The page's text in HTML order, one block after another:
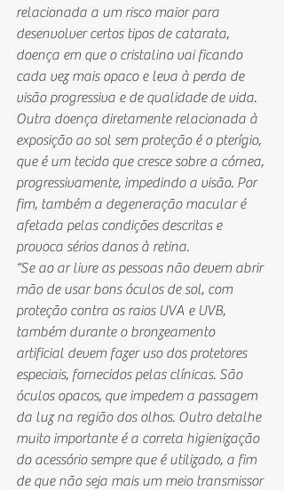
relacionada a um risco maior para
desenvolver certos tipos de catarata,
doença em que o cristalino vai ficando
cada vez mais opaco e leva à perda de
visão progressiva e de qualidade de vida.
Outra doença diretamente relacionada à
exposição ao sol sem proteção é o pterígio,
que é um tecido que cresce sobre a córnea,
progressivamente, impedindo a visão. Por
fim, também a degeneração macular é
afetada pelas condições descritas e
provoca sérios danos à retina.
“Se ao ar livre as pessoas não devem abrir
mão de usar bons óculos de sol, com
proteção contra os raios UVA e UVB,
também durante o bronzeamento
artificial devem fazer uso dos protetores
especiais, fornecidos pelas clínicas. São
óculos opacos, que impedem a passagem
da luz na região dos olhos. Outro detalhe
muito importante é a correta higienização
do acessório sempre que é utilizado, a fim
de que não seja mais um meio transmissor